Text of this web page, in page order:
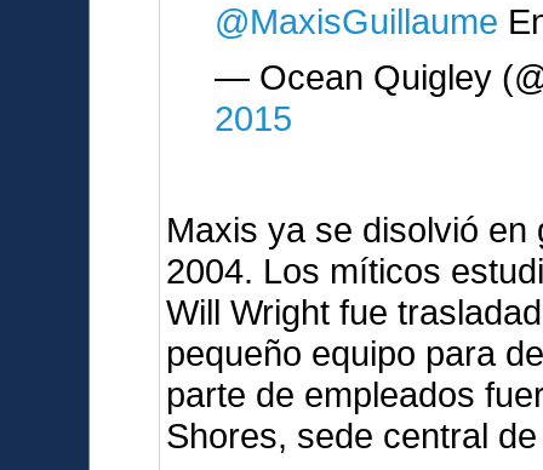
@MaxisGuillaume
— Ocean Quigley
2015
Maxis ya se disolvió
2004. Los míticos
Will Wright fue
pequeño equipo para
parte de empleados
Shores, sede central